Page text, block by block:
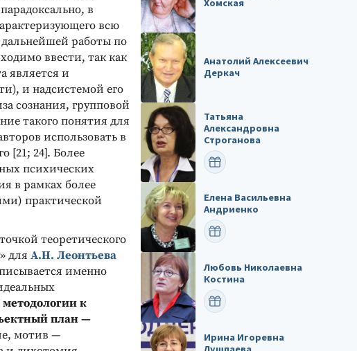
в
всю
дальнейшей работы по
ввести, так как
является и
и надсистемой его
сознания, групповой
такого понятия для
использовать в
[21; 24]. Более
психических
в рамках более
практической
теоретического
для А.Н. Леонтьева
именно
к
план —
мотив —
Хомская
Анатолий Алексеевич
Деркач
Татьяна
Александровна
Строганова
ПОЗДРАВИТЬ
Елена Васильевна
Андриенко
ПОЗДРАВИТЬ
Любовь Николаевна
Костина
ПОЗДРАВИТЬ
Ирина Игоревна